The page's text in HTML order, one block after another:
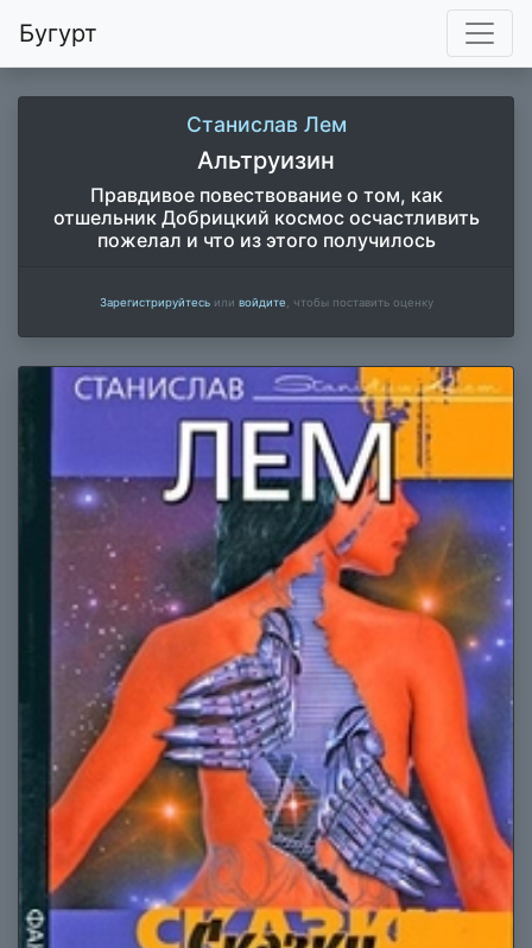
Бугурт
Станислав Лем
Альтруизин
Правдивое повествование о том, как
отшельник Добрицкий космос осчастливить
пожелал и что из этого получилось
Зарегистрируйтесьили войдите , чтобы поставить оценку